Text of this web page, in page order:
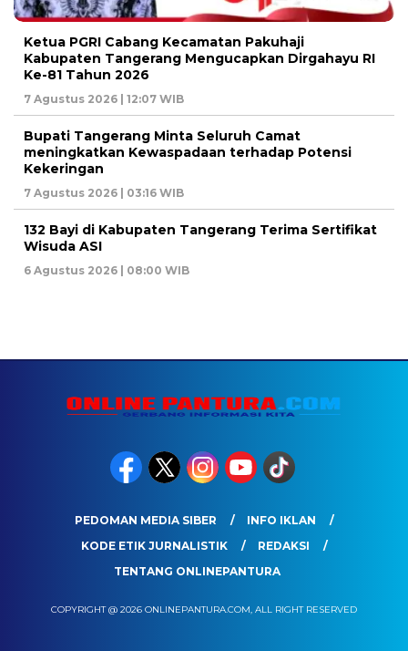
Ketua PGRI Cabang Kecamatan Pakuhaji
Kabupaten Tangerang Mengucapkan Dirgahayu RI
Ke-81 Tahun 2026
7 Agustus 2026 | 12:07 WIB
Bupati Tangerang Minta Seluruh Camat
meningkatkan Kewaspadaan terhadap Potensi
Kekeringan
7 Agustus 2026 | 03:16 WIB
132 Bayi di Kabupaten Tangerang Terima Sertifikat
Wisuda ASI
6 Agustus 2026 | 08:00 WIB
PEDOMAN MEDIA SIBER
INFO IKLAN
KODE ETIK JURNALISTIK
REDAKSI
TENTANG ONLINEPANTURA
COPYRIGHT @ 2026 ONLINEPANTURA.COM, ALL RIGHT RESERVED